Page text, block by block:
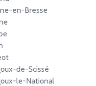
en-Bresse
de-Scissé
le-National